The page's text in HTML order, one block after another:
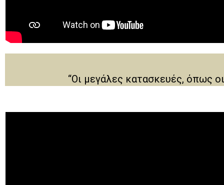
“Οι μεγάλες κατασκευές, όπως